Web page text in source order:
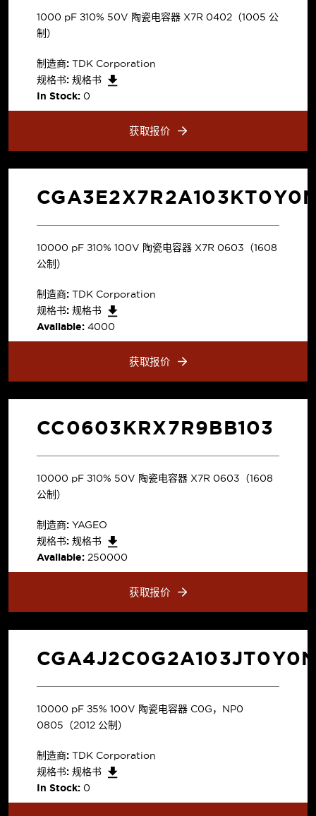
1000 pF ±10% 50V 陶瓷电容器 X7R 0402（1005 公
制）
制造商: TDK Corporation
规格书: 规格书
In Stock: 0
获取报价
10000 pF ±10% 100V 陶瓷电容器 X7R 0603（1608
公制）
制造商: TDK Corporation
规格书: 规格书
Available: 4000
获取报价
CC0603KRX7R9BB103
10000 pF ±10% 50V 陶瓷电容器 X7R 0603（1608
公制）
制造商: YAGEO
规格书: 规格书
Available: 250000
获取报价
10000 pF ±5% 100V 陶瓷电容器 C0G，NP0
0805（2012 公制）
制造商: TDK Corporation
规格书: 规格书
In Stock: 0